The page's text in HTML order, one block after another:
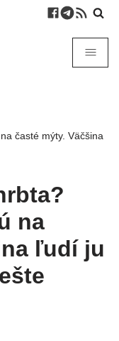
časté mýty. Väčšina
na
ľudí ju